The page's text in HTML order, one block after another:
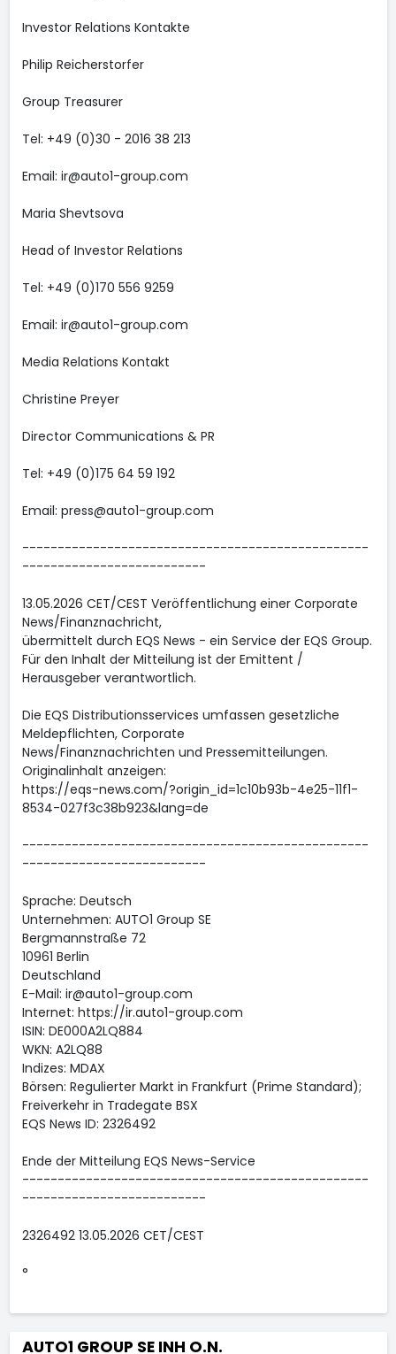
Investor Relations Kontakte
Philip Reicherstorfer
Group Treasurer
Tel: +49 (0)30 - 2016 38 213
Email: ir@auto1-group.com
Maria Shevtsova
Head of Investor Relations
Tel: +49 (0)170 556 9259
Email: ir@auto1-group.com
Media Relations Kontakt
Christine Preyer
Director Communications & PR
Tel: +49 (0)175 64 59 192
Email: press@auto1-group.com
-------------------------------------------------
--------------------------
13.05.2026 CET/CEST Veröffentlichung einer Corporate
News/Finanznachricht,
übermittelt durch EQS News - ein Service der EQS Group.
Für den Inhalt der Mitteilung ist der Emittent /
Herausgeber verantwortlich.
Die EQS Distributionsservices umfassen gesetzliche
Meldepflichten, Corporate
News/Finanznachrichten und Pressemitteilungen.
Originalinhalt anzeigen:
https://eqs-news.com/?origin_id=1c10b93b-4e25-11f1-
8534-027f3c38b923&lang=de
-------------------------------------------------
--------------------------
Sprache: Deutsch
Unternehmen: AUTO1 Group SE
Bergmannstraße 72
10961 Berlin
Deutschland
E-Mail: ir@auto1-group.com
Internet: https://ir.auto1-group.com
ISIN: DE000A2LQ884
WKN: A2LQ88
Indizes: MDAX
Börsen: Regulierter Markt in Frankfurt (Prime Standard);
Freiverkehr in Tradegate BSX
EQS News ID: 2326492
Ende der Mitteilung EQS News-Service
-------------------------------------------------
--------------------------
2326492 13.05.2026 CET/CEST
°
AUTO1 GROUP SE INH O.N.